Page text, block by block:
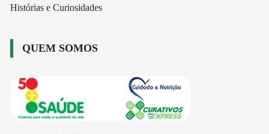
Histórias e Curiosidades
QUEM SOMOS